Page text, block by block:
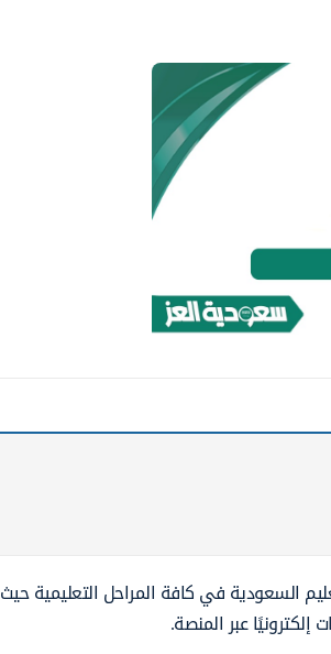
السعودية في كافة المراحل التعليمية حيث
عبر المنصة.